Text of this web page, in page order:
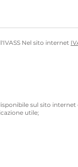
Nel sito internet
sul sito internet
utile;